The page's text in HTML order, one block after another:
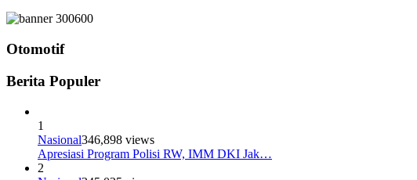
Otomotif
Berita Populer
1
Nasional346,898 views
Apresiasi Program Polisi RW, IMM DKI Jak…
2